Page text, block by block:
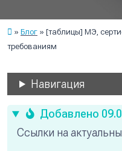
Блог
[таблицы] МЭ,
требованиям
Навигация
Добавлено
Ссылки на